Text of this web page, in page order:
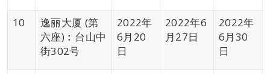
10
逸丽大厦 (第
六座)︰台山中
街302号
2022年
6月20
日
2022年6
月27日
2022年
6月30
日